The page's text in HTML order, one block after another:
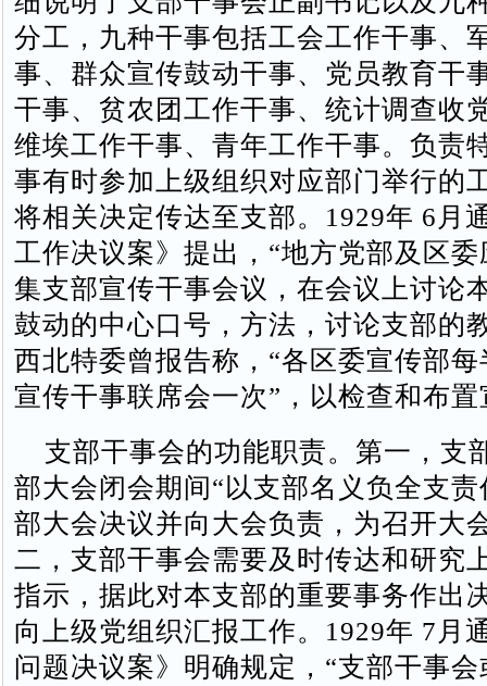
分工，九种干事包括工会工作干事、
事、群众宣传鼓动干事、党员教育干
干事、贫农团工作干事、统计调查收
维埃工作干事、青年工作干事。负责
事有时参加上级组织对应部门举行的
将相关决定传达至支部。1929年 6月
工作决议案》提出，“地方党部及区
集支部宣传干事会议，在会议上讨论
鼓动的中心口号，方法，讨论支部的
西北特委曾报告称，“各区委宣传部
宣传干事联席会一次”，以检查和布
支部干事会的功能职责。第一，支
部大会闭会期间“以支部名义负全支责
部大会决议并向大会负责，为召开大
二，支部干事会需要及时传达和研究
指示，据此对本支部的重要事务作出
向上级党组织汇报工作。1929年 7月
问题决议案》明确规定，“支部干事